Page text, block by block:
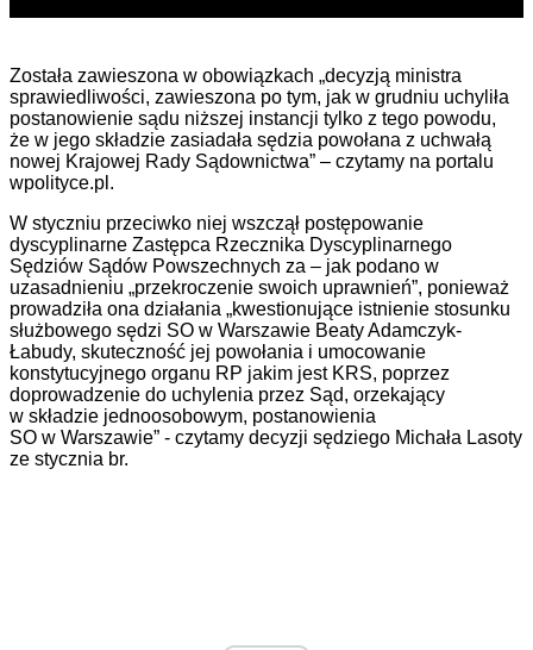
Została zawieszona w obowiązkach „decyzją ministra
sprawiedliwości, zawieszona po tym, jak w grudniu uchyliła
postanowienie sądu niższej instancji tylko z tego powodu,
że w jego składzie zasiadała sędzia powołana z uchwałą
nowej Krajowej Rady Sądownictwa” – czytamy na portalu
wpolityce.pl.
W styczniu przeciwko niej wszczął postępowanie
dyscyplinarne Zastępca Rzecznika Dyscyplinarnego
Sędziów Sądów Powszechnych za – jak podano w
uzasadnieniu „przekroczenie swoich uprawnień”, ponieważ
prowadziła ona działania „kwestionujące istnienie stosunku
służbowego sędzi SO w Warszawie Beaty Adamczyk-
Łabudy, skuteczność jej powołania i umocowanie
konstytucyjnego organu RP jakim jest KRS, poprzez
doprowadzenie do uchylenia przez Sąd, orzekający
w składzie jednoosobowym, postanowienia
SO w Warszawie” - czytamy decyzji sędziego Michała Lasoty
ze stycznia br.